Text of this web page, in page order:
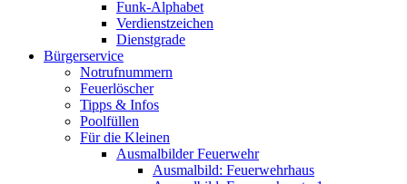
Funk-Alphabet
Verdienstzeichen
Dienstgrade
Bürgerservice
Notrufnummern
Feuerlöscher
Tipps & Infos
Poolfüllen
Für die Kleinen
Ausmalbilder Feuerwehr
Ausmalbild: Feuerwehrhaus